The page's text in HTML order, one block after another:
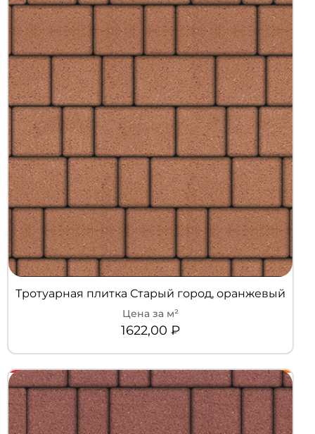
Тротуарная плитка Старый город, оранжевый
1622,00 ₽